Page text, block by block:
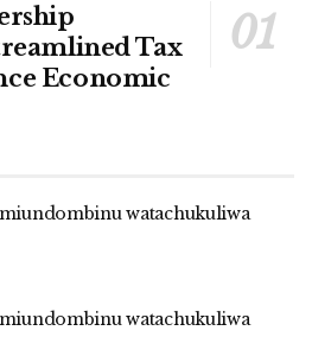
Tax
Economic
watachukuliwa
watachukuliwa